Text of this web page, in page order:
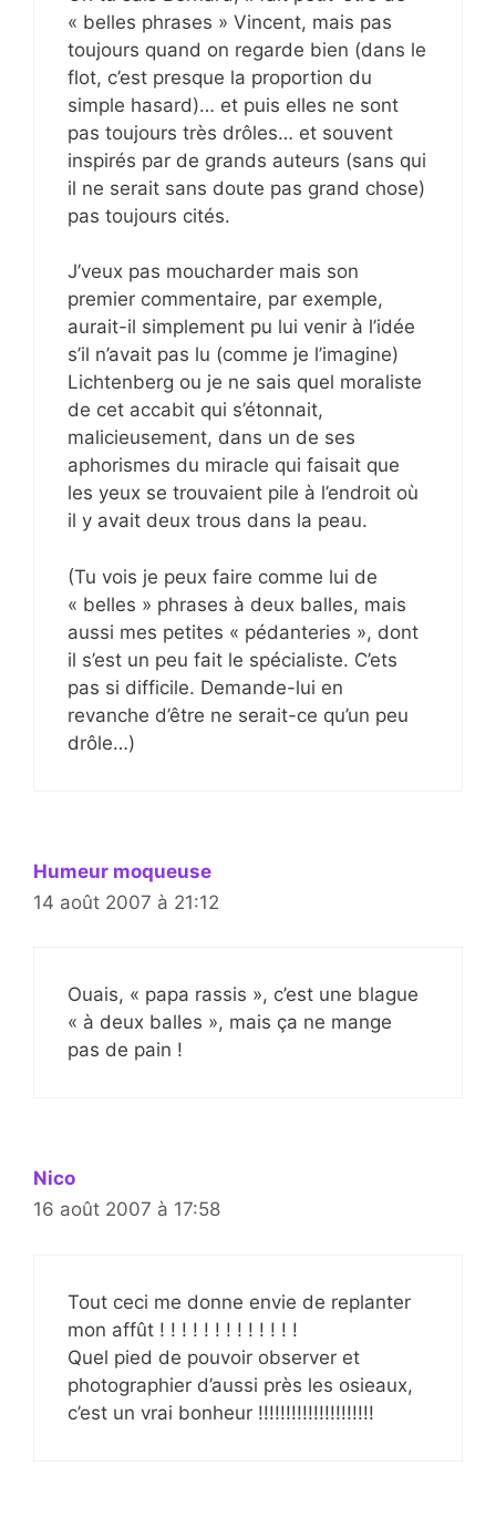
« belles phrases » Vincent, mais pas
toujours quand on regarde bien (dans le
flot, c’est presque la proportion du
simple hasard)… et puis elles ne sont
pas toujours très drôles… et souvent
inspirés par de grands auteurs (sans qui
il ne serait sans doute pas grand chose)
pas toujours cités.
J’veux pas moucharder mais son
premier commentaire, par exemple,
aurait-il simplement pu lui venir à l’idée
s’il n’avait pas lu (comme je l’imagine)
Lichtenberg ou je ne sais quel moraliste
de cet accabit qui s’étonnait,
malicieusement, dans un de ses
aphorismes du miracle qui faisait que
les yeux se trouvaient pile à l’endroit où
il y avait deux trous dans la peau.
(Tu vois je peux faire comme lui de
« belles » phrases à deux balles, mais
aussi mes petites « pédanteries », dont
il s’est un peu fait le spécialiste. C’ets
pas si difficile. Demande-lui en
revanche d’être ne serait-ce qu’un peu
drôle…)
Humeur moqueuse
14 août 2007 à 21:12
Ouais, « papa rassis », c’est une blague
« à deux balles », mais ça ne mange
pas de pain !
Nico
16 août 2007 à 17:58
Tout ceci me donne envie de replanter
mon affût ! ! ! ! ! ! ! ! ! ! ! ! !
Quel pied de pouvoir observer et
photographier d’aussi près les osieaux,
c’est un vrai bonheur !!!!!!!!!!!!!!!!!!!!!